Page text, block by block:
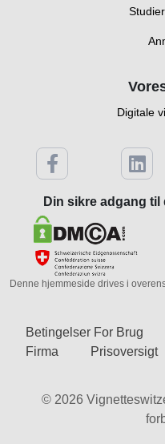
Digitale
Din sikre adgang
Denne hjemmeside drives i
Betingelser For Brug
Firma
Prisoversigt
© 2026